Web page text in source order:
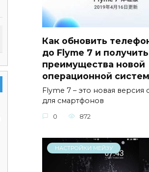
Как обновить
до Flyme 7 и
преимущества новой
операционной
Flyme 7 – это новая версия
для смартфонов
0 872
НАСТРОЙКИ МЕЙЗУ